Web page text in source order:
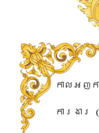
កាល​អញ​
ការងារ​